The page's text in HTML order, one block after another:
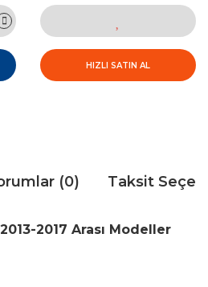
HIZLI SATIN AL
(0) Taksit
2017 Arası Modeller